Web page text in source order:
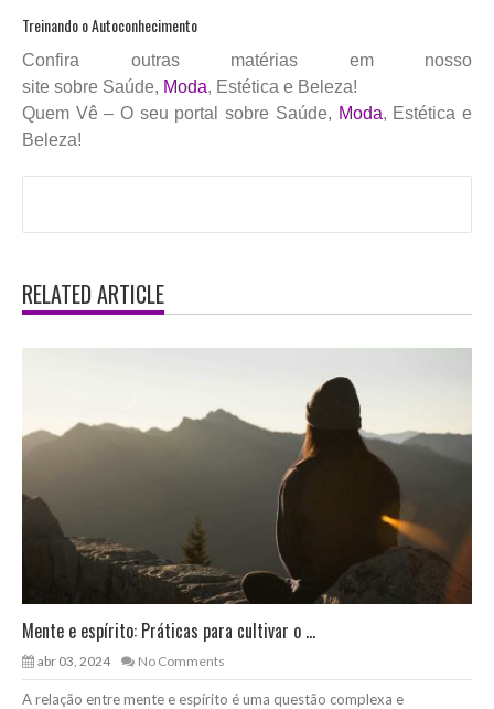
Treinando o Autoconhecimento
Confira outras matérias em nosso
site sobre Saúde, Moda, Estética e Beleza!
Quem Vê – O seu portal sobre Saúde, Moda, Estética e
Beleza!
RELATED ARTICLE
Mente e espírito: Práticas para cultivar o ...
abr 03, 2024 No Comments
A relação entre mente e espírito é uma questão complexa e